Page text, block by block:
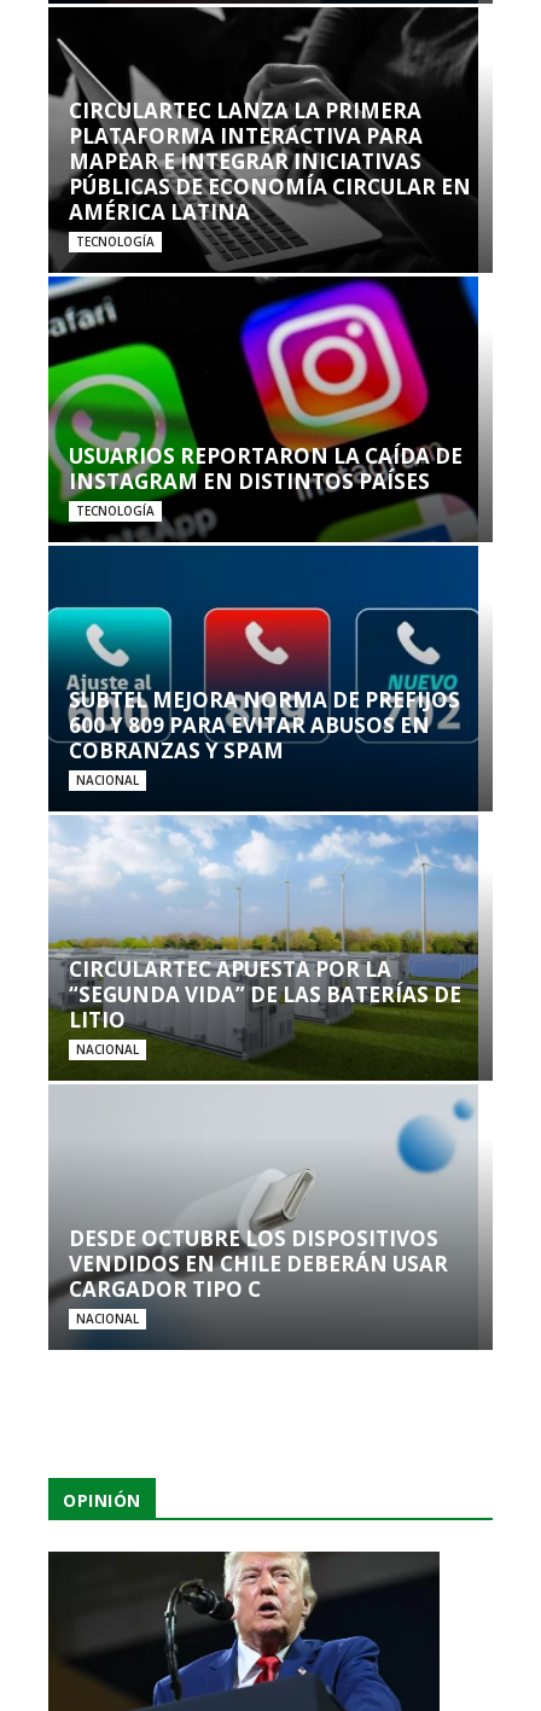
CIRCULARTEC LANZA LA PRIMERA
PLATAFORMA INTERACTIVA PARA
MAPEAR E INTEGRAR INICIATIVAS
PÚBLICAS DE ECONOMÍA CIRCULAR EN
AMÉRICA LATINA
TECNOLOGÍA
USUARIOS REPORTARON LA CAÍDA DE
INSTAGRAM EN DISTINTOS PAÍSES
TECNOLOGÍA
SUBTEL MEJORA NORMA DE PREFIJOS
600 Y 809 PARA EVITAR ABUSOS EN
COBRANZAS Y SPAM
NACIONAL
CIRCULARTEC APUESTA POR LA
“SEGUNDA VIDA” DE LAS BATERÍAS DE
LITIO
NACIONAL
DESDE OCTUBRE LOS DISPOSITIVOS
VENDIDOS EN CHILE DEBERÁN USAR
CARGADOR TIPO C
NACIONAL
OPINIÓN